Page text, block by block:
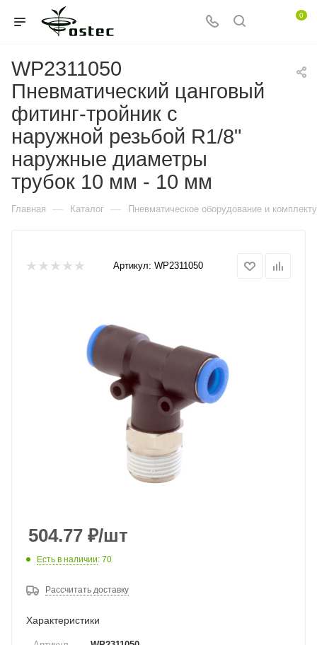
0
WP2311050
Пневматический цанговый
фитинг-тройник с
наружной резьбой R1/8"
наружные диаметры
трубок 10 мм - 10 мм
Главная — Каталог — Пневматическое оборудование и
Артикул: WP2311050
504.77 ₽/шт
Есть в наличии: 70
Рассчитать доставку
Характеристики